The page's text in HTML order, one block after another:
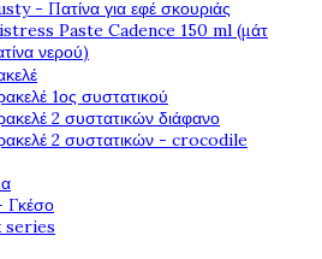
- Πατίνα για εφέ σκουριάς
Paste Cadence 150 ml (μάτ
νερού)
1ος συστατικού
2 συστατικών διάφανο
2 συστατικών - crocodile
Γκέσο
series